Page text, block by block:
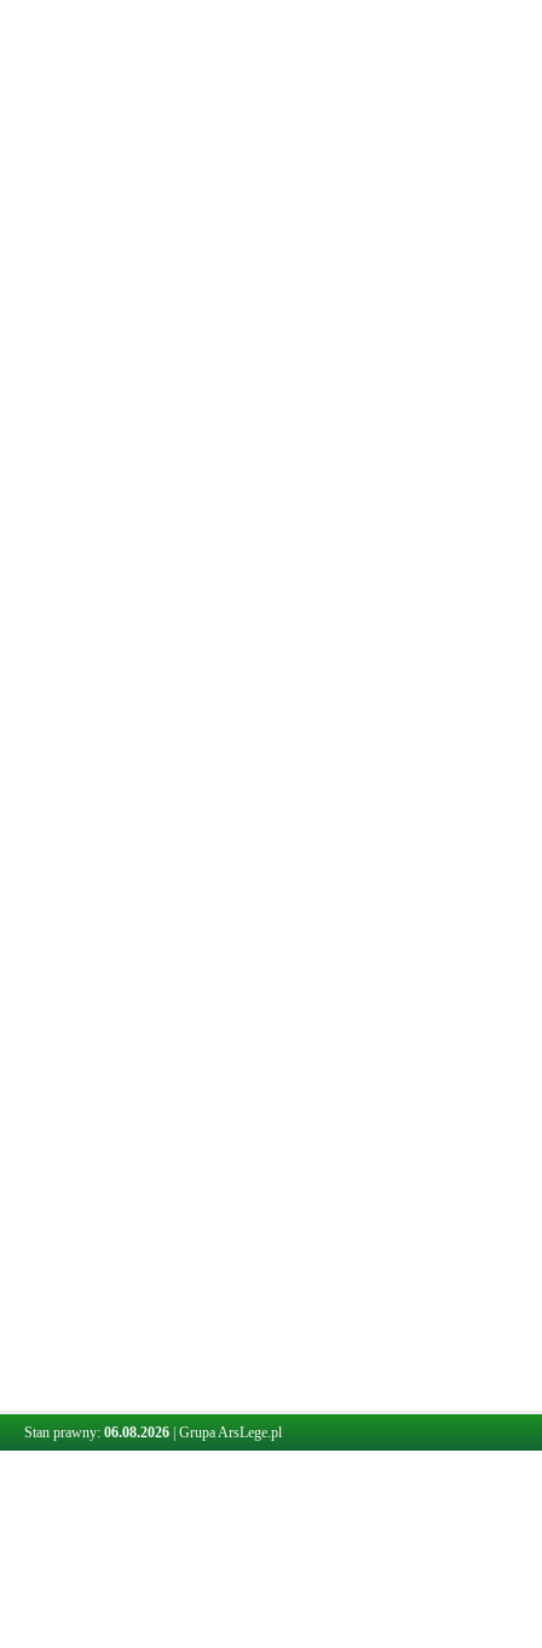
Stan prawny: 06.08.2026 Grupa ArsLege.pl